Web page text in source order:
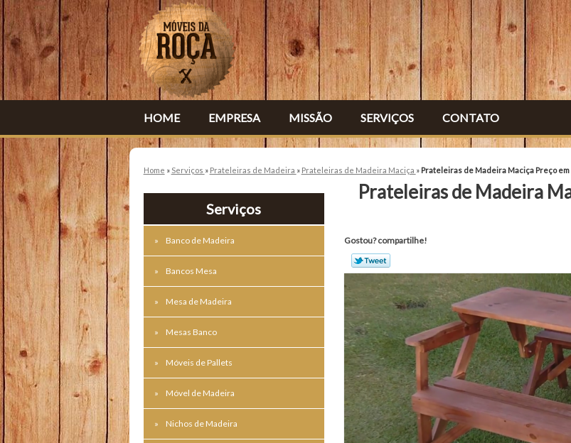
HOME EMPRESA MISSÃO SERVIÇOS CONTATO
Home » Serviços » Prateleiras de Madeira » Prateleiras de Madeira Maciça » Prateleiras de Madeira Maciça Preço
Serviços
Banco de Madeira
Bancos Mesa
Mesa de Madeira
Mesas Banco
Móveis de Pallets
Móvel de Madeira
Nichos de Madeira
Prateleiras de Madeira
Gostou? compartilhe!